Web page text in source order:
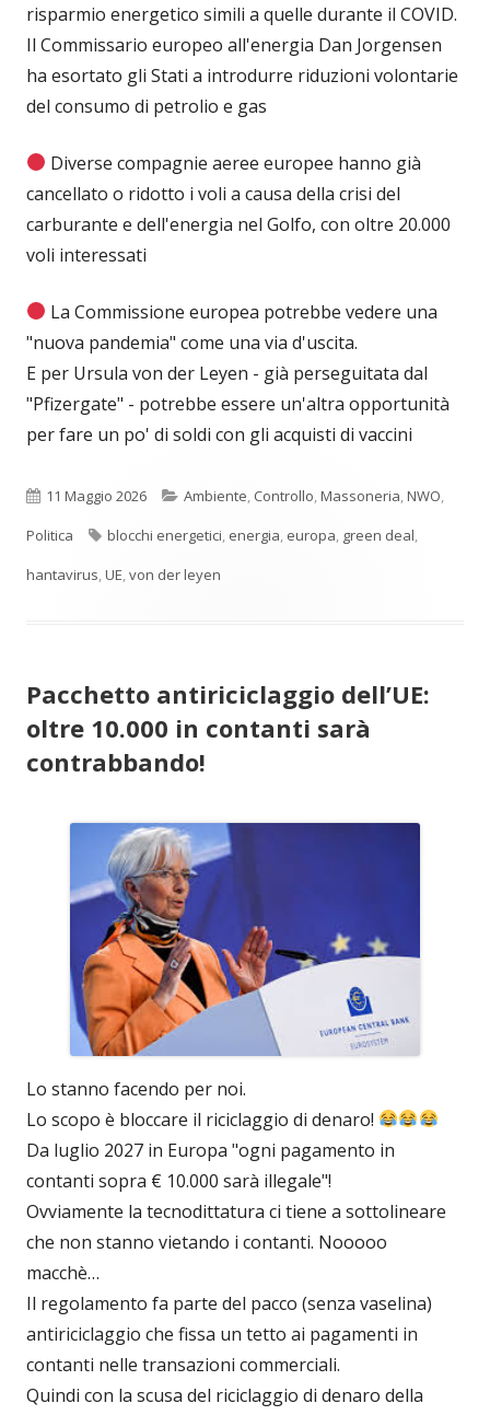
risparmio energetico simili a quelle durante il COVID.
Il Commissario europeo all'energia Dan Jorgensen
ha esortato gli Stati a introdurre riduzioni volontarie
del consumo di petrolio e gas
Diverse compagnie aeree europee hanno già
cancellato o ridotto i voli a causa della crisi del
carburante e dell'energia nel Golfo, con oltre 20.000
voli interessati
La Commissione europea potrebbe vedere una
"nuova pandemia" come una via d'uscita.
E per Ursula von der Leyen - già perseguitata dal
"Pfizergate" - potrebbe essere un'altra opportunità
per fare un po' di soldi con gli acquisti di vaccini
Pubblicato
11 Maggio 2026 Categorie
Ambiente, Controllo,Massoneria,NWO,
Politica
Tag
blocchi energetici, energia, europa, green deal,
hantavirus,UE,von der leyen
Pacchetto antiriciclaggio dell’UE:
oltre 10.000 in contanti sarà
contrabbando!
Lo stanno facendo per noi.
Lo scopo è bloccare il riciclaggio di denaro!
Da luglio 2027 in Europa "ogni pagamento in
contanti sopra € 10.000 sarà illegale"!
Ovviamente la tecnodittatura ci tiene a sottolineare
che non stanno vietando i contanti. Nooooo
macchè…
Il regolamento fa parte del pacco (senza vaselina)
antiriciclaggio che fissa un tetto ai pagamenti in
contanti nelle transazioni commerciali.
Quindi con la scusa del riciclaggio di denaro della